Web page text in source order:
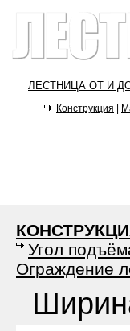
ЛЕСТНИЦА ОТ И
Конструкция
Угол
Ограждение